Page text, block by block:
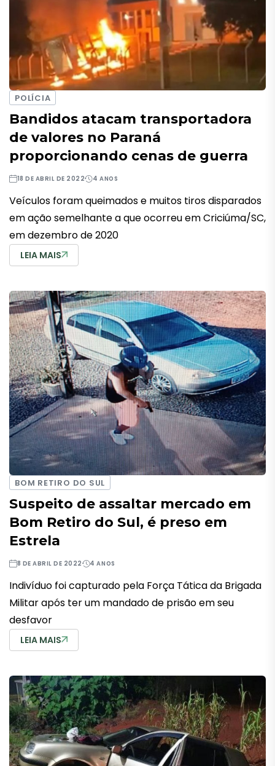
POLÍCIA
Bandidos atacam transportadora
de valores no Paraná
proporcionando cenas de guerra
18 DE ABRIL DE 2022 4 ANOS
Veículos foram queimados e muitos tiros disparados
em ação semelhante a que ocorreu em Criciúma/SC,
em dezembro de 2020
LEIA MAIS
BOM RETIRO DO SUL
Suspeito de assaltar mercado em
Bom Retiro do Sul, é preso em
Estrela
8 DE ABRIL DE 2022 4 ANOS
Indivíduo foi capturado pela Força Tática da Brigada
Militar após ter um mandado de prisão em seu
desfavor
LEIA MAIS